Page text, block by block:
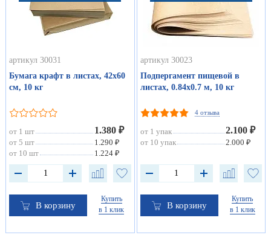
артикул 30031
Бумага крафт в листах, 42х60
см, 10 кг
от 1 шт 1.380 ₽
от 5 шт
1.290 ₽
от 10 шт
1.224 ₽
В корзину
Купить
в 1 клик
артикул 30023
Подпергамент пищевой в
листах, 0.84х0.7 м, 10 кг
4 отзыва
от 1 упак 2.100 ₽
от 10 упак 2.000 ₽
В корзину
Купить
в 1 клик